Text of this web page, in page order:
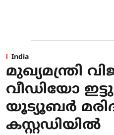
India
മുഖ്യമന്ത്രി
വീഡിയോ
യൂട്യൂബർ
കസ്റ്റഡിയിൽ